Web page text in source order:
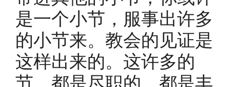
是一个小节，服事出许多
的小节来。教会的见证是
这样出来的。这许多的
节，都是尽职的，都是丰